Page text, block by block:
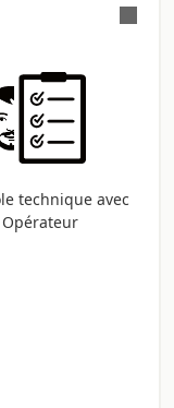
technique avec
Opérateur
des
si